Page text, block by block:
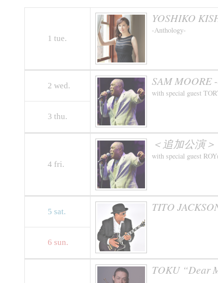
1 tue.
YOSHIKO
-Anthology-
2 wed. SAM MOORE
with special guest
3 thu.
4 fri.
＜追加公演＞
with special guest
5 sat. TITO
6 sun.
TOKU “Dear